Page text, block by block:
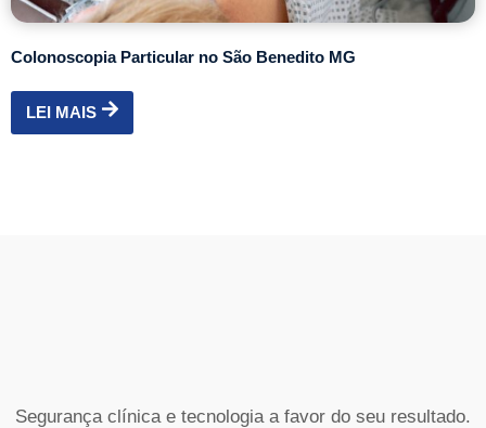
Colonoscopia Particular no São Benedito MG
LEI MAIS
Segurança clínica e tecnologia a favor do seu resultado.